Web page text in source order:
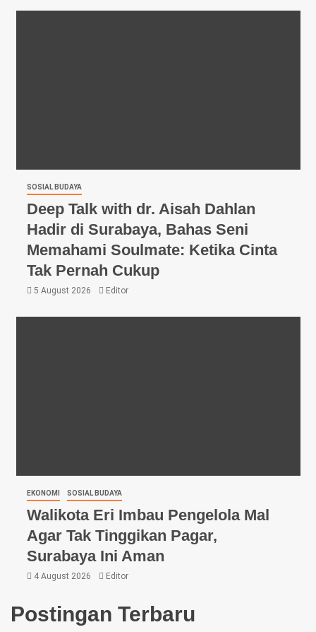
SOSIAL BUDAYA
Deep Talk with dr. Aisah Dahlan
Hadir di Surabaya, Bahas Seni
Memahami Soulmate: Ketika Cinta
Tak Pernah Cukup
5 August 2026 Editor
EKONOMI SOSIAL BUDAYA
Walikota Eri Imbau Pengelola Mal
Agar Tak Tinggikan Pagar,
Surabaya Ini Aman
4 August 2026 Editor
Postingan Terbaru